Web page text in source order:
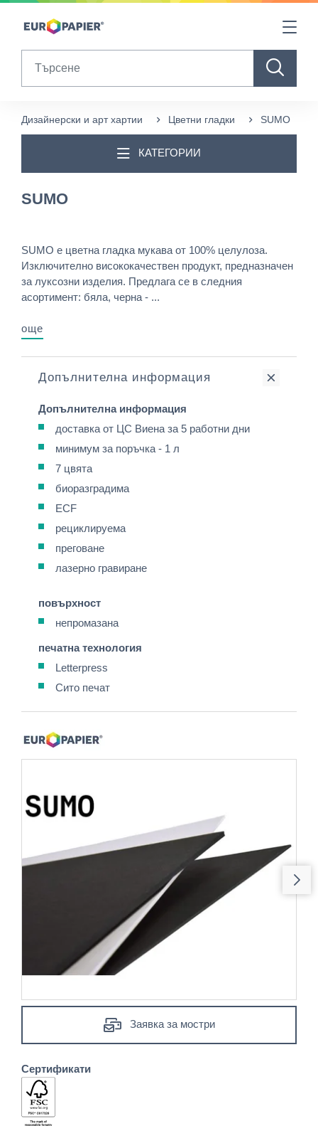
Table Of Content
Дизайнерски и арт хартии Цветни гладки SUMO
КАТЕГОРИИ
SUMO
SUMO е цветна гладка мукава от 100% целулоза.
Изключително висококачествен продукт, предназначен
за луксозни изделия. Предлага се в следния
асортимент: бяла, черна - ...
още
Допълнителна информация
Допълнителна информация
доставка от ЦС Виена за 5 работни дни
минимум за поръчка - 1 л
7 цвята
биоразградима
ECF
рециклируема
преговане
лазерно гравиране
повърхност
непромазана
печатна технология
Letterpress
Сито печат
Заявка за мостри
Сертификати